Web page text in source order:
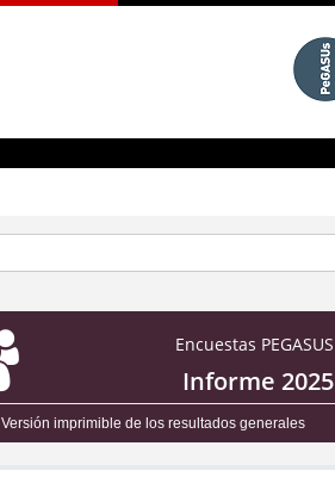
Encuestas PEGASUS
Informe 2025
Versión imprimible de los resultados generales